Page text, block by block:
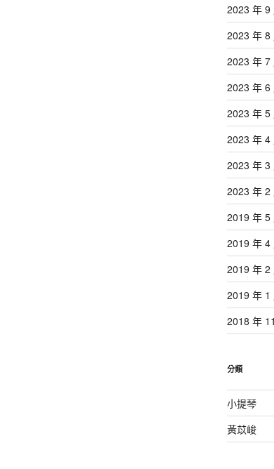
2023 年 9
2023 年 8
2023 年 7
2023 年 6
2023 年 5
2023 年 4
2023 年 3
2023 年 2
2019 年 5
2019 年 4
2019 年 2
2019 年 1
2018 年
分類
小提琴
黃苡峻